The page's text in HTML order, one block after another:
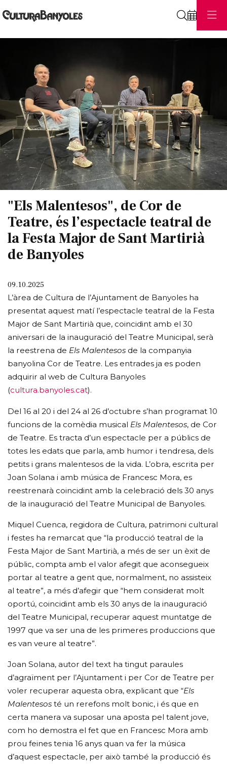
"Els Malentesos", de Cor de
Teatre, és l’espectacle teatral de
la Festa Major de Sant Martirià
de Banyoles
09.10.2025
L’àrea de Cultura de l’Ajuntament de Banyoles ha
presentat aquest matí l’espectacle teatral de la Festa
Major de Sant Martirià que, coincidint amb el 30
aniversari de la inauguració del Teatre Municipal, serà
la reestrena de Els Malentesos de la companyia
banyolina Cor de Teatre. Les entrades ja es poden
adquirir al web de Cultura Banyoles
(cultura.banyoles.cat).
Del 16 al 20 i del 24 al 26 d’octubre s’han programat 10
funcions de la comèdia musical Els Malentesos, de Cor
de Teatre. Es tracta d’un espectacle per a públics de
totes les edats que parla, amb humor i tendresa, dels
petits i grans malentesos de la vida. L’obra, escrita per
Joan Solana i amb música de Francesc Mora, es
reestrenarà coincidint amb la celebració dels 30 anys
de la inauguració del Teatre Municipal de Banyoles.
Miquel Cuenca, regidora de Cultura, patrimoni cultural
i festes ha remarcat que “la producció teatral de la
Festa Major de Sant Martirià, a més de ser un èxit de
públic, compta amb el valor afegit que aconsegueix
portar al teatre a gent que, normalment, no assisteix
al teatre”, a més d’afegir que “hem considerat molt
oportú, coincidint amb els 30 anys de la inauguració
del Teatre Municipal, recuperar aquest muntatge de
1997 que va ser una de les primeres produccions que
es van veure al teatre”.
Joan Solana, autor del text ha tingut paraules
d’agraïment per l’Ajuntament i per Cor de Teatre per
voler recuperar aquesta obra, explicant que “Els
Malentesos té un rerefons molt bonic, i és que en
certa manera va suposar una aposta pel talent jove,
com ho demostra el fet que en Francesc Mora amb
prou feines tenia 16 anys quan va fer la música
d’aquest espectacle, per això també la producció és